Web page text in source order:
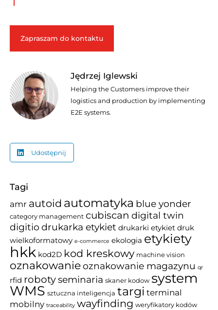
Zapraszam do kontaktu
Jędrzej Iglewski
Helping the Customers improve their
logistics and production by implementing
E2E systems.
Udostępnij
Tagi
amr autoid automatyka blue yonder
category management cubiscan digital twin
digitio drukarka etykiet drukarki etykiet druk
wielkoformatowy e-commerce ekologia etykiety
hkk kod2D kod kreskowy machine vision
oznakowanie oznakowanie magazynu qr
rfid robotyseminaria skaner kodow system
WMS sztuczna inteligencja targi terminal
mobilny traceability wayfinding weryfikatory kodów